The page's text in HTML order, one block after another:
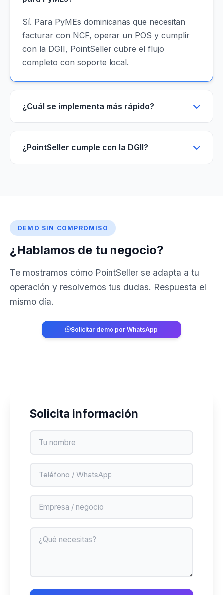
Sí. Para PyMEs dominicanas que necesitan
facturar con NCF, operar un POS y cumplir
con la DGII, PointSeller cubre el flujo
completo con soporte local.
¿Cuál se implementa más rápido?
¿PointSeller cumple con la DGII?
DEMO SIN COMPROMISO
¿Hablamos de tu negocio?
Te mostramos cómo PointSeller se adapta a tu
operación y resolvemos tus dudas. Respuesta el
mismo día.
Solicitar demo por WhatsApp
Solicita información